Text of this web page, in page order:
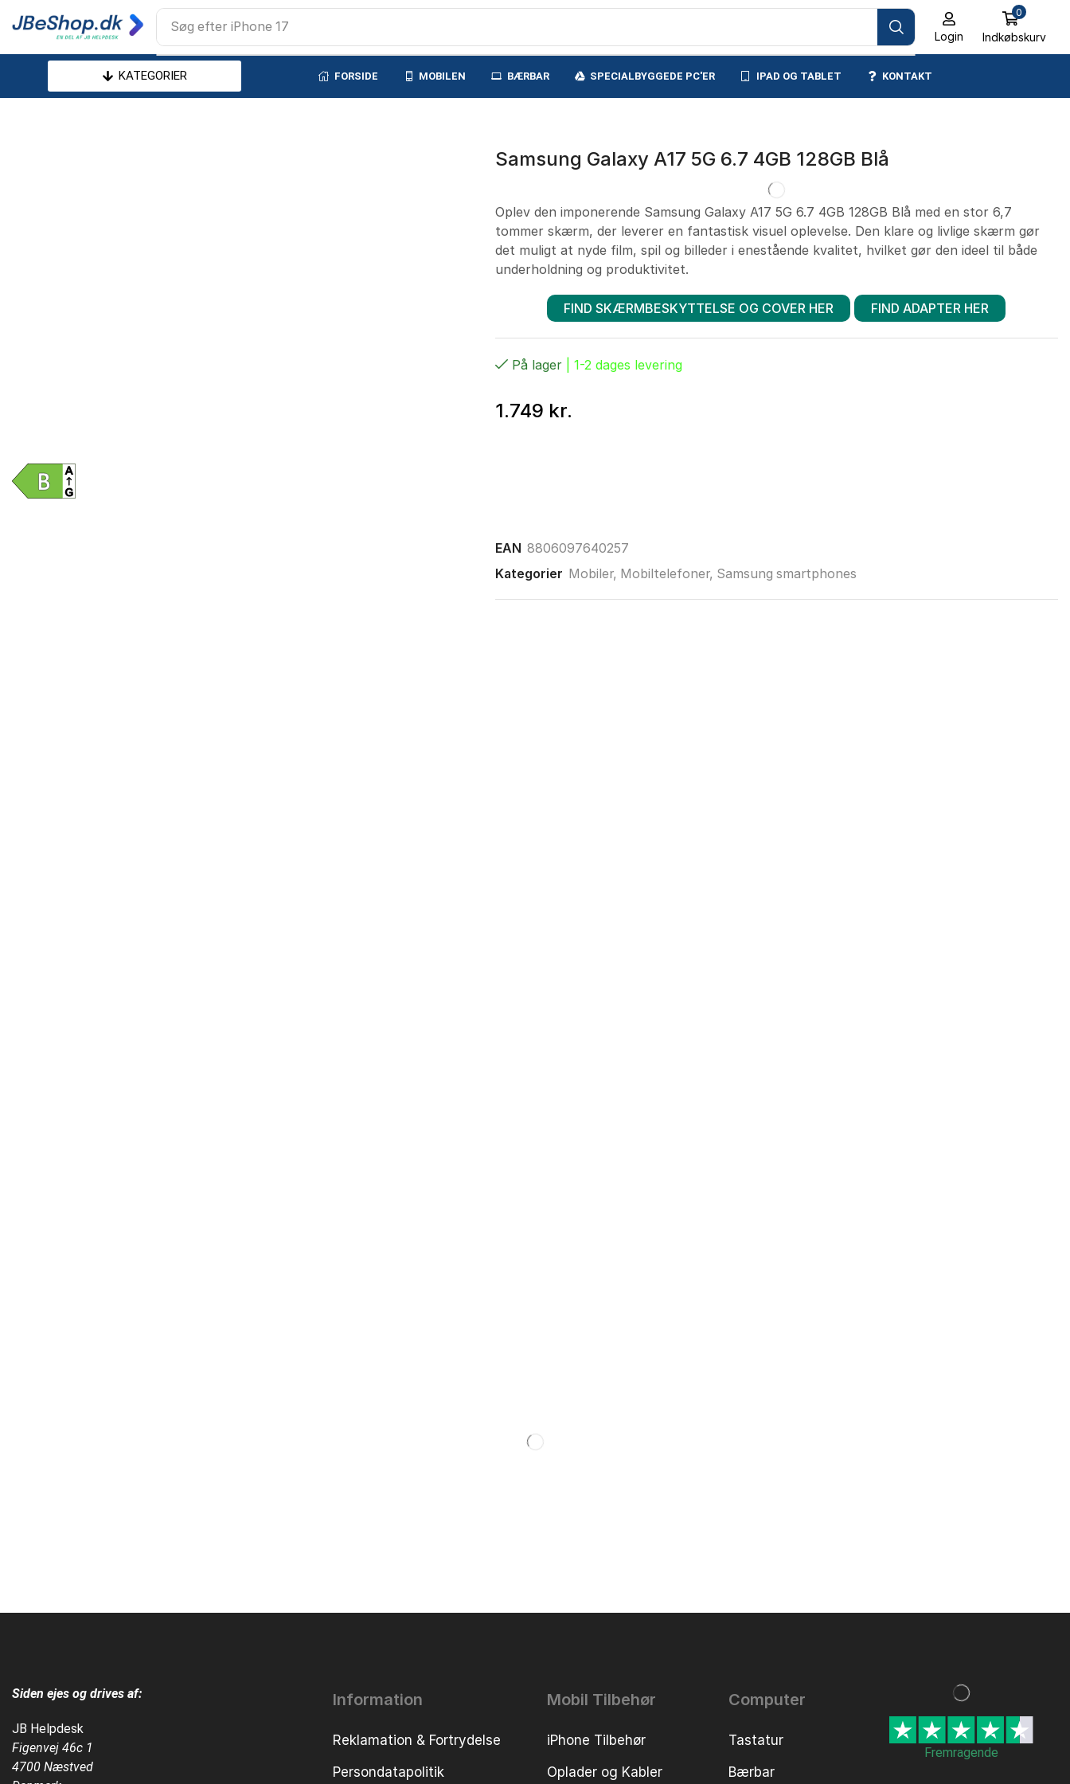
Søg efter iPhone 17
Login
0
Indkøbskurv
KATEGORIER FORSIDE MOBILEN BÆRBAR SPECIALBYGGEDE PC'ER IPAD OG TABLET KONTAKT
Samsung Galaxy A17 5G 6.7 4GB 128GB Blå
Oplev den imponerende Samsung Galaxy A17 5G 6.7 4GB 128GB Blå med en stor 6,7
tommer skærm, der leverer en fantastisk visuel oplevelse. Den klare og livlige skærm gør
det muligt at nyde film, spil og billeder i enestående kvalitet, hvilket gør den ideel til både
underholdning og produktivitet.
FIND SKÆRMBESKYTTELSE OG COVER HER FIND ADAPTER HER
På lager| 1-2 dages levering
1.749 kr.
EAN 8806097640257
Kategorier Mobiler, Mobiltelefoner, Samsung smartphones
Siden ejes og drives af:
JB Helpdesk
Figenvej 46c 1
4700 Næstved
Information
Reklamation & Fortrydelse
Persondatapolitik
Mobil Tilbehør
iPhone Tilbehør
Oplader og Kabler
Computer
Tastatur
Bærbar
Fremragende